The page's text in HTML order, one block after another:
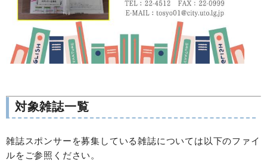
対象雑誌一覧
雑誌スポンサーを募集している雑誌については以下のファイ
ルをご参照ください。